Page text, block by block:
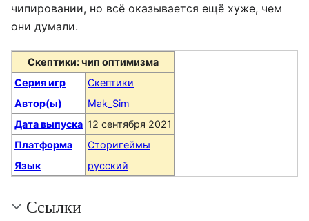
чипировании, но всё оказывается ещё хуже, чем
они думали.
Скептики: чип оптимизма
Серия игр
Скептики
Автор(ы)
Mak_Sim
Дата выпуска 12 сентября 2021
Платформа
Сторигеймы
Язык
русский
Ссылки